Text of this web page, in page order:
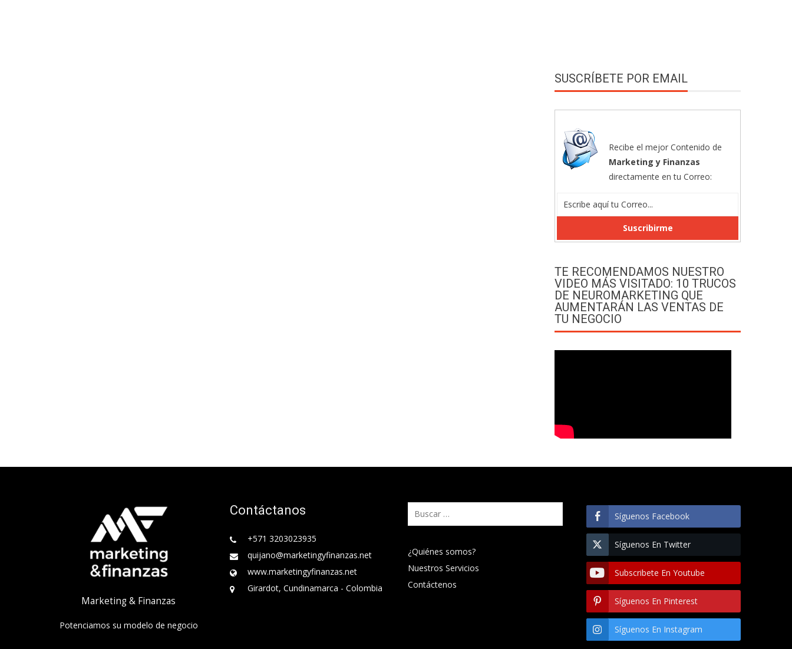
SUSCRÍBETE POR EMAIL
Recibe el mejor Contenido de
Marketing y Finanzas
directamente en tu Correo:
TE RECOMENDAMOS NUESTRO
VIDEO MÁS VISITADO: 10 TRUCOS
DE NEUROMARKETING QUE
AUMENTARÁN LAS VENTAS DE
TU NEGOCIO
Marketing & Finanzas
Potenciamos su modelo de negocio
Contáctanos
+571 3203023935
quijano@marketingyfinanzas.net
www.marketingyfinanzas.net
Girardot, Cundinamarca - Colombia
Buscar:
¿Quiénes somos?
Nuestros Servicios
Contáctenos
Síguenos Facebook
Síguenos En Twitter
Subscribete En Youtube
Síguenos En Pinterest
Síguenos En Instagram